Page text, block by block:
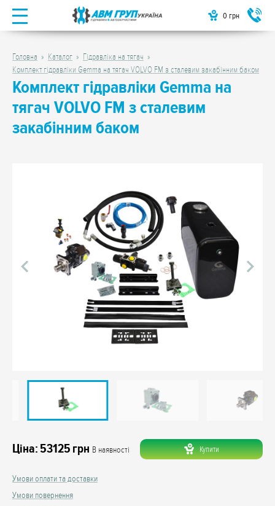
0 грн
Головна Каталог
Гідравліка на тягач
Комплект гідравліки Gemma на тягач VOLVO FМ з сталевим закабінним баком
Комплект гідравліки Gemma на
тягач VOLVO FМ з сталевим
закабінним баком
Ціна: 53125 грн В наявності Купити
Умови оплати та доставки
Умови повернення